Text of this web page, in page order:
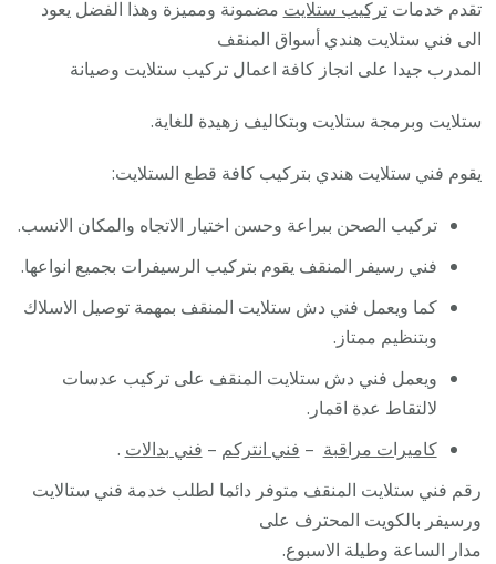
تقدم خدماتتركيب ستلايت مضمونة ومميزة وهذا الفضل يعود
الى فني ستلايت هندي أسواق المنقف
المدرب جيدا على انجاز كافة اعمال تركيب ستلايت وصيانة
ستلايت وبرمجة ستلايت وبتكاليف زهيدة للغاية.
يقوم فني ستلايت هندي بتركيب كافة قطع الستلايت:
تركيب الصحن ببراعة وحسن اختيار الاتجاه والمكان الانسب.
فني رسيفر المنقف يقوم بتركيب الرسيفرات بجميع انواعها.
كما ويعمل فني دش ستلايت المنقف بمهمة توصيل الاسلاك
وبتنظيم ممتاز.
ويعمل فني دش ستلايت المنقف على تركيب عدسات
لالتقاط عدة اقمار.
كاميرات مراقبة – فني انتركم – فني بدالات .
رقم فني ستلايت المنقف متوفر دائما لطلب خدمة فني ستالايت
ورسيفر بالكويت المحترف على
مدار الساعة وطيلة الاسبوع.